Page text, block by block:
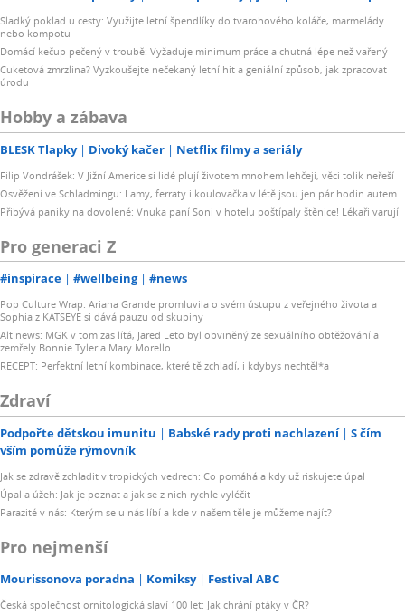
Sladký poklad u cesty: Využijte letní špendlíky do tvarohového koláče, marmelády
nebo kompotu
Domácí kečup pečený v troubě: Vyžaduje minimum práce a chutná lépe než vařený
Cuketová zmrzlina? Vyzkoušejte nečekaný letní hit a geniální způsob, jak zpracovat
úrodu
Hobby a zábava
BLESK Tlapky Divoký kačer Netflix filmy a seriály
Filip Vondrášek: V Jižní Americe si lidé plují životem mnohem lehčeji, věci tolik neřeší
Osvěžení ve Schladmingu: Lamy, ferraty i koulovačka v létě jsou jen pár hodin autem
Přibývá paniky na dovolené: Vnuka paní Soni v hotelu poštípaly štěnice! Lékaři varují
Pro generaci Z
#inspirace #wellbeing #news
Pop Culture Wrap: Ariana Grande promluvila o svém ústupu z veřejného života a
Sophia z KATSEYE si dává pauzu od skupiny
Alt news: MGK v tom zas lítá, Jared Leto byl obviněný ze sexuálního obtěžování a
zemřely Bonnie Tyler a Mary Morello
RECEPT: Perfektní letní kombinace, které tě zchladí, i kdybys nechtěl*a
Zdraví
Podpořte dětskou imunitu Babské rady proti nachlazení
S čím
vším pomůže rýmovník
Jak se zdravě zchladit v tropických vedrech: Co pomáhá a kdy už riskujete úpal
Úpal a úžeh: Jak je poznat a jak se z nich rychle vyléčit
Parazité v nás: Kterým se u nás líbí a kde v našem těle je můžeme najít?
Pro nejmenší
Mourissonova poradna Komiksy Festival ABC
Česká společnost ornitologická slaví 100 let: Jak chrání ptáky v ČR?